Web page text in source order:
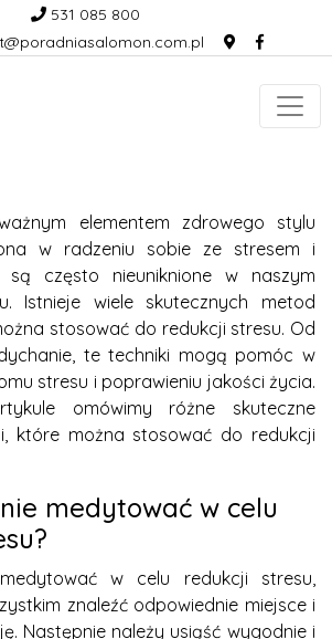
531 085 800
elementem zdrowego stylu
w radzeniu sobie ze stresem i
są często nieuniknione w naszym
Istnieje wiele skutecznych metod
stosować do redukcji stresu. Od
te techniki mogą pomóc w
stresu i poprawieniu jakości życia.
omówimy różne skuteczne
które można stosować do redukcji
medytować w celu
w celu redukcji stresu,
znaleźć odpowiednie miejsce i
Następnie należy usiąść wygodnie i